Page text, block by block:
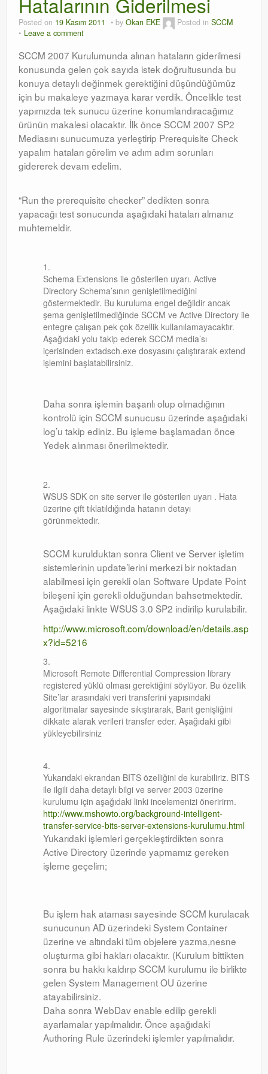
Posted on 19 Kasım 2011 by Okan EKE Posted in SCCM
Leave a comment
SCCM 2007 Kurulumunda alınan hataların giderilmesi
konusunda gelen çok sayıda istek doğrultusunda bu
konuya detaylı değinmek gerektiğini düşündüğümüz
için bu makaleye yazmaya karar verdik. Öncelikle test
yapımızda tek sunucu üzerine konumlandıracağımız
ürünün makalesi olacaktır. İlk önce SCCM 2007 SP2
Mediasını sunucumuza yerleştirip Prerequisite Check
yapalım hataları görelim ve adım adım sorunları
gidererek devam edelim.
“Run the prerequisite checker” dedikten sonra
yapacağı test sonucunda aşağıdaki hataları almanız
muhtemeldir.
Schema Extensions ile gösterilen uyarı. Active
Directory Schema’sının genişletilmediğini
göstermektedir. Bu kuruluma engel değildir ancak
şema genişletilmediğinde SCCM ve Active Directory ile
entegre çalışan pek çok özellik kullanılamayacaktır.
Aşağıdaki yolu takip ederek SCCM media’sı
içerisinden extadsch.exe dosyasını çalıştırarak extend
işlemini başlatabilirsiniz.
Daha sonra işlemin başarılı olup olmadığının
kontrolü için SCCM sunucusu üzerinde aşağıdaki
log’u takip ediniz. Bu işleme başlamadan önce
Yedek alınması önerilmektedir.
WSUS SDK on site server ile gösterilen uyarı . Hata
üzerine çift tıklatıldığında hatanın detayı
görünmektedir.
SCCM kurulduktan sonra Client ve Server işletim
sistemlerinin update’lerini merkezi bir noktadan
alabilmesi için gerekli olan Software Update Point
bileşeni için gerekli olduğundan bahsetmektedir.
Aşağıdaki linkte WSUS 3.0 SP2 indirilip kurulabilir.
http://www.microsoft.com/download/en/details.asp
x?id=5216
Microsoft Remote Differential Compression library
registered yüklü olması gerektiğini söylüyor. Bu özellik
Site’lar arasındaki veri transferini yapısındaki
algoritmalar sayesinde sıkıştırarak, Bant genişliğini
dikkate alarak verileri transfer eder. Aşağıdaki gibi
yükleyebilirsiniz
Yukarıdaki ekrandan BITS özelliğini de kurabiliriz. BITS
ile ilgili daha detaylı bilgi ve server 2003 üzerine
kurulumu için aşağıdaki linki incelemenizi öneririrm.
http://www.mshowto.org/background-intelligent-
transfer-service-bits-server-extensions-kurulumu.html
Yukarıdaki işlemleri gerçekleştirdikten sonra
Active Directory üzerinde yapmamız gereken
işleme geçelim;
Bu işlem hak ataması sayesinde SCCM kurulacak
sunucunun AD üzerindeki System Container
üzerine ve altındaki tüm objelere yazma,nesne
oluşturma gibi hakları olacaktır. (Kurulum bittikten
sonra bu hakkı kaldırıp SCCM kurulumu ile birlikte
gelen System Management OU üzerine
atayabilirsiniz.
Daha sonra WebDav enable edilip gerekli
ayarlamalar yapılmalıdır. Önce aşağıdaki
Authoring Rule üzerindeki işlemler yapılmalıdır.